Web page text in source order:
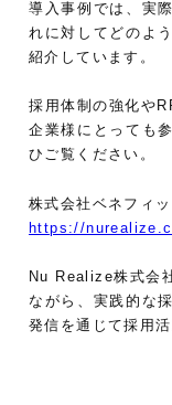
導入事例では、実
れに対してどのよ
紹介しています。
採用体制の強化や
企業様にとっても
ひご覧ください。
株式会社ベネフィ
https://
Nu Realize株式会
ながら、実践的な
発信を通じて採用